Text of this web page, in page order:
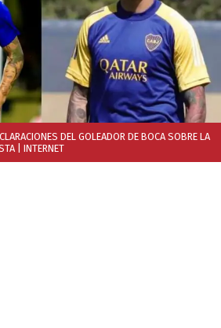
DEL GOLEADOR DE BOCA SOBRE LA
| INTERNET